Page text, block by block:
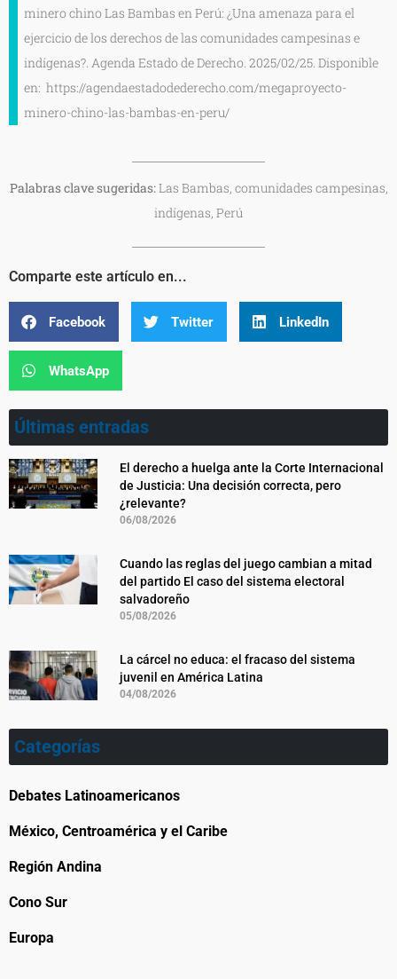
minero chino Las Bambas en Perú: ¿Una amenaza para el
ejercicio de los derechos de las comunidades campesinas e
indígenas?. Agenda Estado de Derecho. 2025/02/25. Disponible
en: https://agendaestadodederecho.com/megaproyecto-
minero-chino-las-bambas-en-peru/
Palabras clave sugeridas:Las Bambas, comunidades campesinas,
indígenas, Perú
Comparte este artículo en...
Facebook Twitter LinkedIn
WhatsApp
Últimas entradas
El derecho a huelga ante la Corte Internacional
de Justicia: Una decisión correcta, pero
¿relevante?
06/08/2026
Cuando las reglas del juego cambian a mitad
del partido El caso del sistema electoral
salvadoreño
05/08/2026
La cárcel no educa: el fracaso del sistema
juvenil en América Latina
04/08/2026
Categorías
Debates Latinoamericanos
México, Centroamérica y el Caribe
Región Andina
Cono Sur
Europa